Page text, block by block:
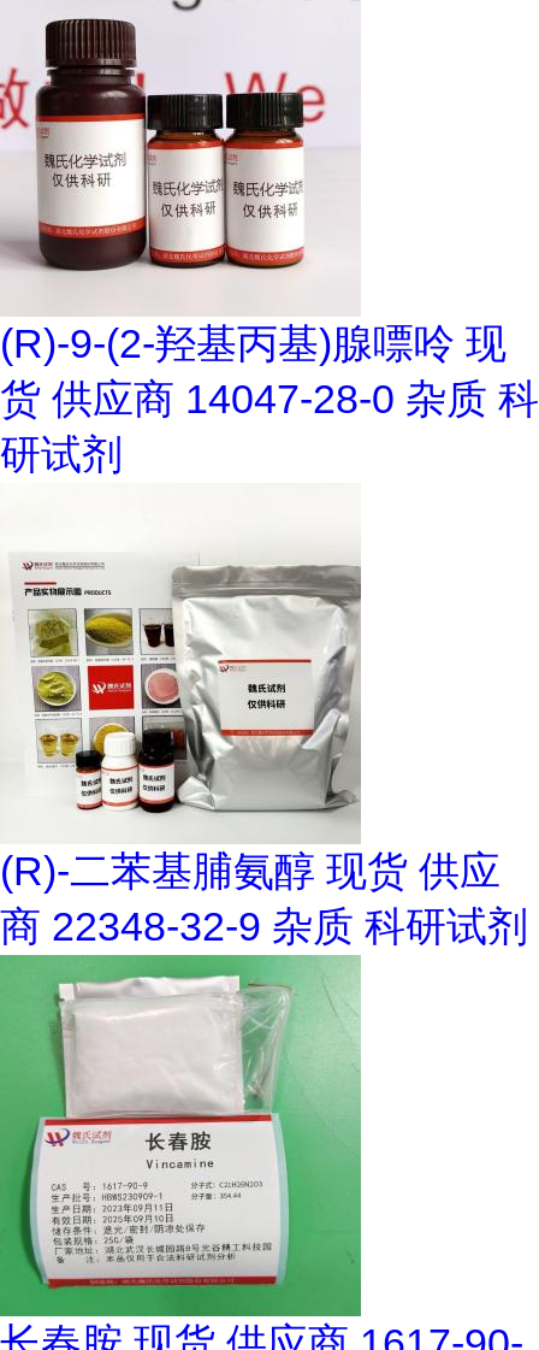
(R)-9-(2-羟基丙基)腺嘌呤 现
货 供应商 14047-28-0 杂质 科
研试剂
(R)-二苯基脯氨醇 现货 供应
商 22348-32-9 杂质 科研试剂